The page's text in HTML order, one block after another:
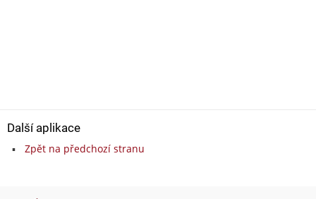
Další aplikace
Zpět na předchozí stranu